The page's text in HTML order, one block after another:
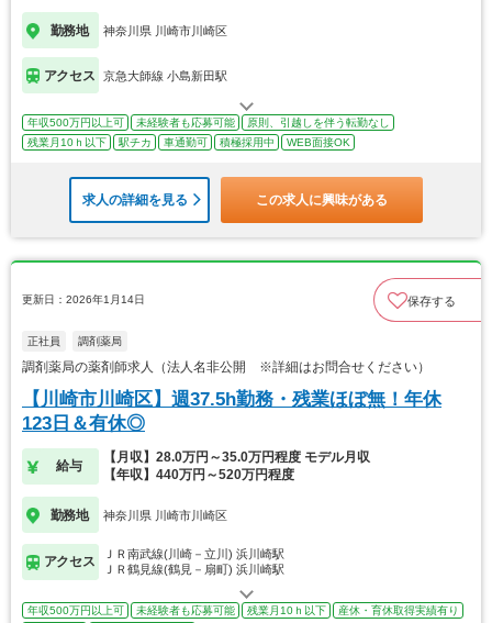
勤務地 神奈川県 川崎市川崎区
アクセス 京急大師線 小島新田駅
年収500万円以上可 未経験者も応募可能
原則、引越しを伴う転勤なし
残業月10ｈ以下
駅チカ 車通勤可 積極採用中 WEB面接OK
求人の詳細を見る この求人に興味がある
更新日：2026年1月14日 保存する
正社員 調剤薬局
調剤薬局の薬剤師求人（法人名非公開 ※詳細はお問合せください）
【川崎市川崎区】週37.5h勤務・残業ほぼ無！年休
123日＆有休◎
給与
【月収】28.0万円～35.0万円程度 モデル月収
【年収】440万円～520万円程度
勤務地 神奈川県 川崎市川崎区
アクセス
ＪＲ南武線(川崎－立川) 浜川崎駅
ＪＲ鶴見線(鶴見－扇町) 浜川崎駅
年収500万円以上可 未経験者も応募可能 残業月10ｈ以下
産休・育休取得実績有り